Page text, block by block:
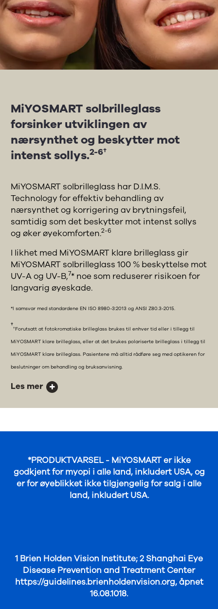
MiYOSMART solbrilleglass
forsinker utviklingen av
nærsynthet og beskytter mot
intenst sollys.2-6†
MiYOSMART solbrilleglass har D.I.M.S.
Technology for effektiv behandling av
nærsynthet og korrigering av brytningsfeil,
samtidig som det beskytter mot intenst sollys
og øker øyekomforten.2-6
I likhet med MiYOSMART klare brilleglass gir
MiYOSMART solbrilleglass 100 % beskyttelse mot
UV-A og UV-B,7* noe som reduserer risikoen for
langvarig øyeskade.
*I samsvar med standardene EN ISO 8980-3:2013 og ANSI Z80.3-2015.
††Forutsatt at fotokromatiske brilleglass brukes til enhver tid eller i tillegg til
MiYOSMART klare brilleglass, eller at det brukes polariserte brilleglass i tillegg til
MiYOSMART klare brilleglass. Pasientene må alltid rådføre seg med optikeren for
beslutninger om behandling og bruksanvisning.
Les mer
*PRODUKTVARSEL - MiYOSMART er ikke
godkjent for myopi i alle land, inkludert USA, og
er for øyeblikket ikke tilgjengelig for salg i alle
land, inkludert USA.
1 Brien Holden Vision Institute; 2 Shanghai Eye
Disease Prevention and Treatment Center
https://guidelines.brienholdenvision.org, åpnet
16.08.1018.